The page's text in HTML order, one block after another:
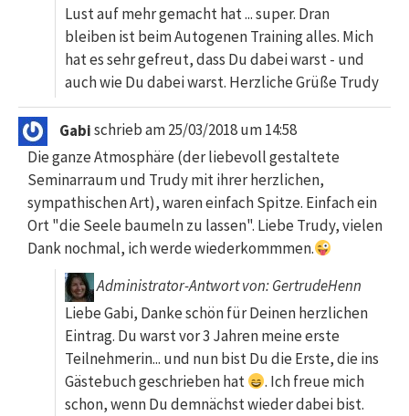
Lust auf mehr gemacht hat ... super. Dran
bleiben ist beim Autogenen Training alles. Mich
hat es sehr gefreut, dass Du dabei warst - und
auch wie Du dabei warst. Herzliche Grüße Trudy
Gabischrieb am25/03/2018um14:58
Die ganze Atmosphäre (der liebevoll gestaltete
Seminarraum und Trudy mit ihrer herzlichen,
sympathischen Art), waren einfach Spitze. Einfach ein
Ort "die Seele baumeln zu lassen". Liebe Trudy, vielen
Dank nochmal, ich werde wiederkommmen.
Administrator-Antwort von: GertrudeHenn
Liebe Gabi, Danke schön für Deinen herzlichen
Eintrag. Du warst vor 3 Jahren meine erste
Teilnehmerin... und nun bist Du die Erste, die ins
Gästebuch geschrieben hat
. Ich freue mich
schon, wenn Du demnächst wieder dabei bist.